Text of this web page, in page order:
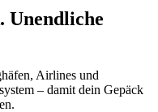
Unendliche
Airlines und
– damit dein Gepäck